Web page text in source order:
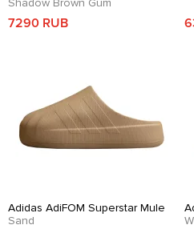
Shadow Brown Gum
7290 RUB
Adidas AdiFOM Superstar Mule
Sand